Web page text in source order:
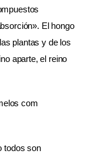
El hongo
plantas y de los
aparte, el reino
todos son